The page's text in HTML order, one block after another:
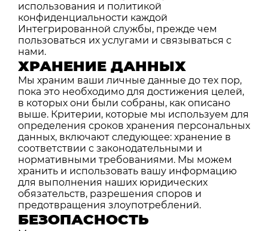
использования и политикой
конфиденциальности каждой
Интегрированной службы, прежде чем
пользоваться их услугами и связываться с
нами.
ХРАНЕНИЕ ДАННЫХ
Мы храним ваши личные данные до тех пор,
пока это необходимо для достижения целей,
в которых они были собраны, как описано
выше. Критерии, которые мы используем для
определения сроков хранения персональных
данных, включают следующее: хранение в
соответствии с законодательными и
нормативными требованиями. Мы можем
хранить и использовать вашу информацию
для выполнения наших юридических
обязательств, разрешения споров и
предотвращения злоупотреблений.
БЕЗОПАСНОСТЬ